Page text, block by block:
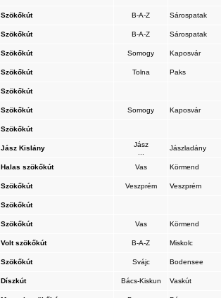
Szökőkút B-A-Z Sárospatak
Szökőkút B-A-Z Sárospatak
Szökőkút Somogy Kaposvár
Szökőkút Tolna Paks
Szökőkút
Szökőkút Somogy Kaposvár
Szökőkút
Jász Kislány
Jász
Jászladány
Halas szökőkút Vas Körmend
Szökőkút Veszprém Veszprém
Szökőkút
Szökőkút Vas Körmend
Volt szökőkút B-A-Z Miskolc
Szökőkút Svájc Bodensee
Díszkút Bács-Kiskun Vaskút